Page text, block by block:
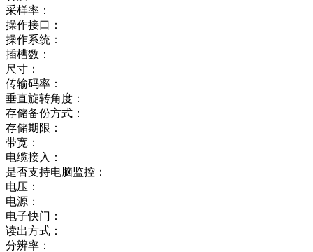
采样率：
操作接口：
操作系统：
插槽数：
尺寸：
传输码率：
垂直旋转角度：
存储备份方式：
存储期限：
带宽：
电缆接入：
是否支持电脑监控：
电压：
电源：
电子快门：
读出方式：
分辨率：